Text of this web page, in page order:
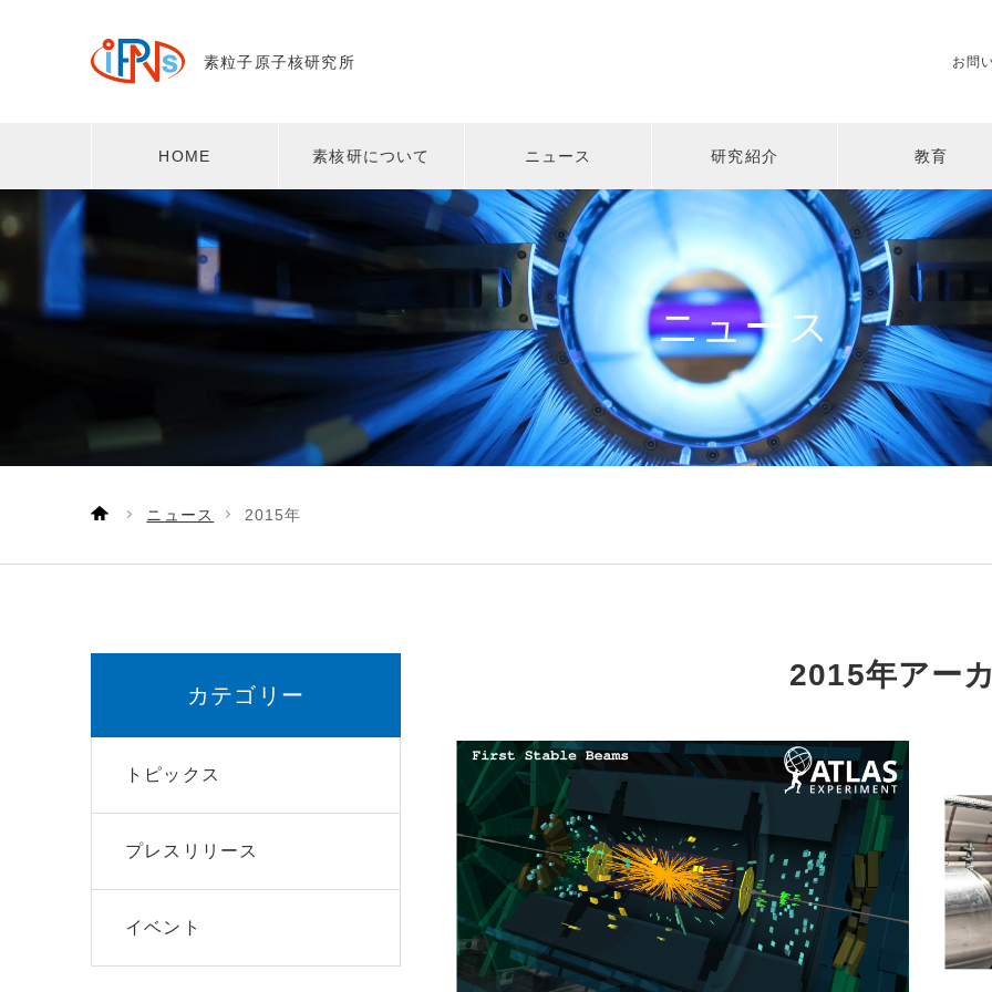
素粒子原子核研究所 お問
HOME 素核研について ニュース 研究紹介 教育
ニュース
ニュース 2015年
カテゴリー
トピックス
プレスリリース
イベント
2015年アー